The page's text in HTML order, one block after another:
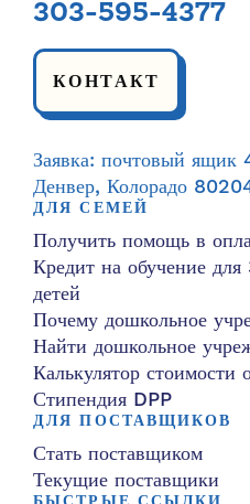
303-595-4377
КОНТАКТ
Заявка: почтовый ящик
Денвер, Колорадо
ДЛЯ СЕМЕЙ
Получить помощь в
Кредит на обучение
детей
Почему дошкольное
Найти дошкольное
Калькулятор стоимости
Стипендия DPP
ДЛЯ ПОСТАВЩИКОВ
Стать поставщиком
Текущие поставщики